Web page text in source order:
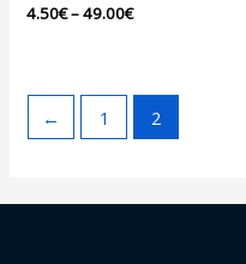
4.50€–49.00€
← 1 2